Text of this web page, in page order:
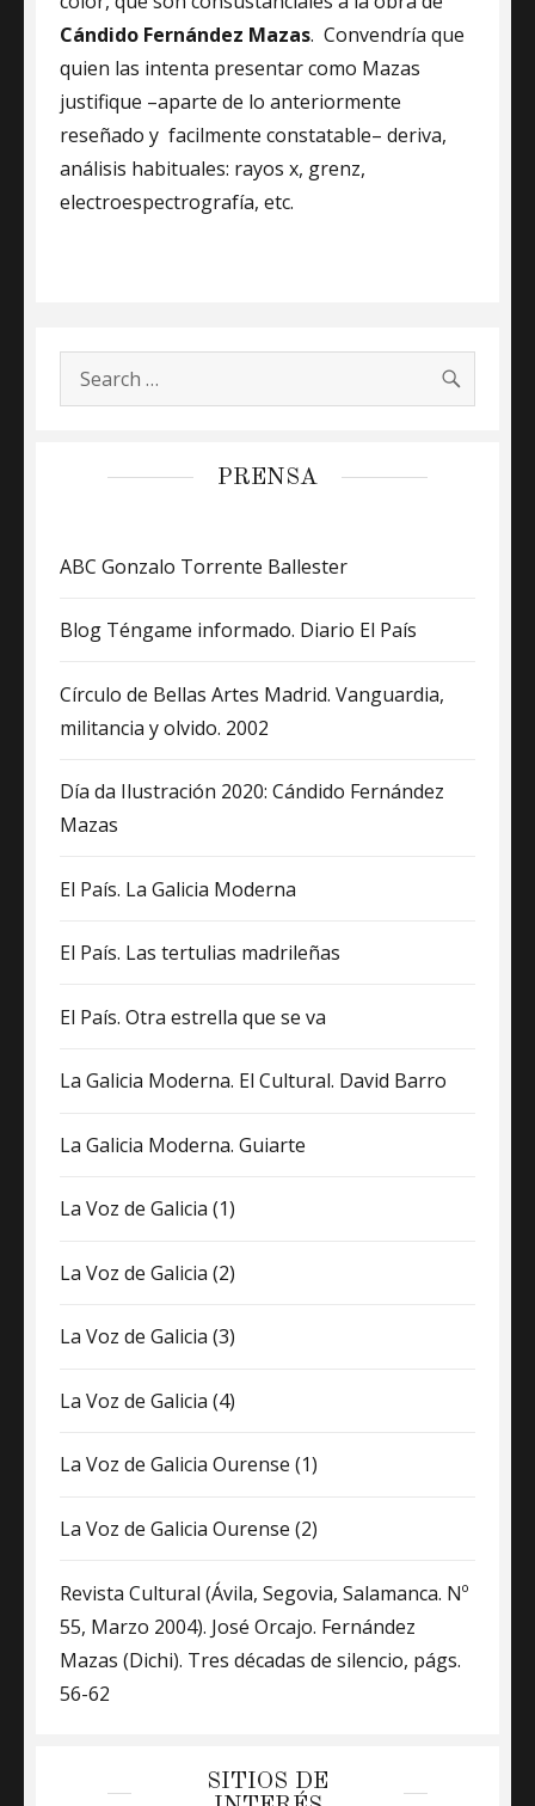
Cándido Fernández Mazas. Convendría que
quien las intenta presentar como Mazas
justifique –aparte de lo anteriormente
reseñado y facilmente constatable– deriva,
análisis habituales: rayos x, grenz,
electroespectrografía, etc.
Search
for:
PRENSA
ABC Gonzalo Torrente Ballester
Blog Téngame informado. Diario El País
Círculo de Bellas Artes Madrid. Vanguardia,
militancia y olvido. 2002
Día da Ilustración 2020: Cándido Fernández
Mazas
El País. La Galicia Moderna
El País. Las tertulias madrileñas
El País. Otra estrella que se va
La Galicia Moderna. El Cultural. David Barro
La Galicia Moderna. Guiarte
La Voz de Galicia (1)
La Voz de Galicia (2)
La Voz de Galicia (3)
La Voz de Galicia (4)
La Voz de Galicia Ourense (1)
La Voz de Galicia Ourense (2)
Revista Cultural (Ávila, Segovia, Salamanca. Nº
55, Marzo 2004). José Orcajo. Fernández
Mazas (Dichi). Tres décadas de silencio, págs.
56-62
SITIOS DE